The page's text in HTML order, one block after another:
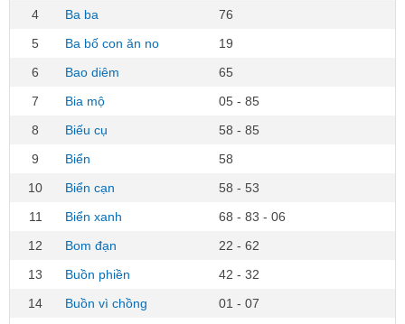
4
Ba ba
76
5
Ba bố con ăn no
19
6
Bao diêm
65
7
Bia mộ
05 - 85
8
Biếu cụ
58 - 85
9
Biển
58
10
Biển cạn
58 - 53
11
Biển xanh
68 - 83 - 06
12
Bom đạn
22 - 62
13
Buồn phiền
42 - 32
14
Buồn vì chồng
01 - 07